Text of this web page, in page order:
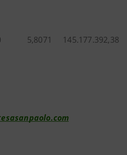
5,8071 145.177.392,38